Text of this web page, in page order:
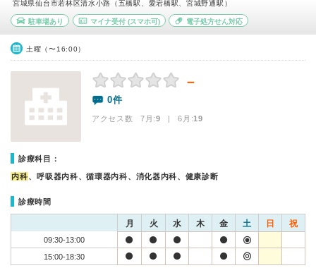
宮城県仙台市若林区清水小路（五橋駅、愛宕橋駅、宮城野通駅）
駐車場あり マイナ受付(スマホ可) 電子処方せん対応
土曜（〜16:00）
－
0件
アクセス数 7月:9 | 6月:19
診療科目：
内科、呼吸器内科、循環器内科、消化器内科、健康診断
診療時間
月 火 水 木 金 土 日 祝
09:30-13:00
15:00-18:30